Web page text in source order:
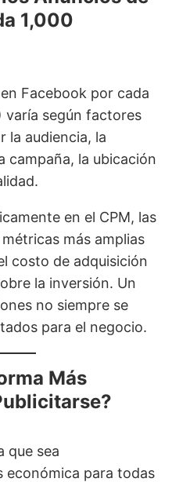
1,000
Facebook por cada
varía según factores
la audiencia, la
campaña, la ubicación
en el CPM, las
más amplias
costo de adquisición
la inversión. Un
no siempre se
para el negocio.
Más
que sea
económica para todas